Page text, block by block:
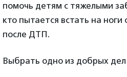
помочь детям с тяжелыми
кто пытается встать на ноги
после ДТП.
Выбрать одно из добрых